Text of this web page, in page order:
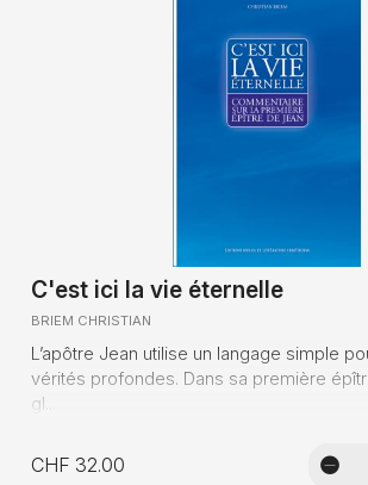
C'est ici la vie éternelle
BRIEM CHRISTIAN
L’apôtre Jean utilise un langage simple
vérités profondes. Dans sa première
gl...
CHF 32.00